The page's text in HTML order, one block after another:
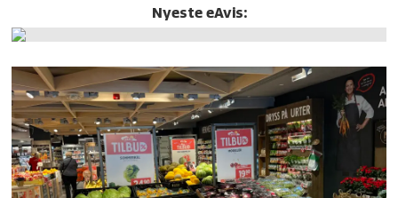
Nyeste eAvis: